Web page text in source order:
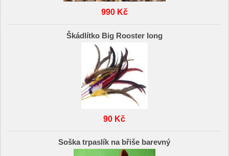
990 Kč
Škádlítko Big Rooster long
90 Kč
Soška trpaslík na břiše barevný